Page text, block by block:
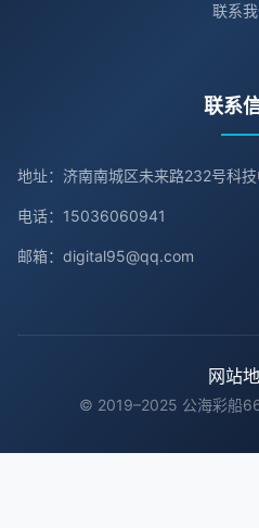
联系
联系
地址：济南南城区未来路232号科
电话：15036060941
邮箱：digital95@qq.com
网站
© 2019–2025 公海彩船